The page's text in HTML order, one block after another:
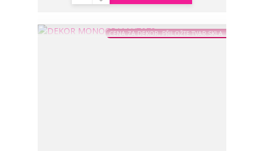
CENA ZA DEKOR, PŘILOŽTE TVAR SKLA